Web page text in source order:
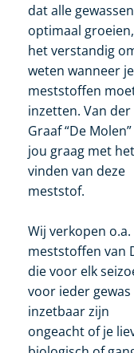
dat alle gewassen
optimaal
het verstandig
weten wanneer je
meststoffen
inzetten. Van der
Graaf “De
jou graag met het
vinden van deze
meststof.
Wij verkopen o.a.
meststoffen van
die voor elk
voor ieder gewas
inzetbaar zijn
ongeacht of je